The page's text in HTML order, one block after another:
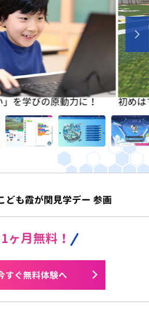
を学びの原動力に！ 初め
ども霞が関見学デー 参画
1ヶ月無料！
すぐ無料体験へ